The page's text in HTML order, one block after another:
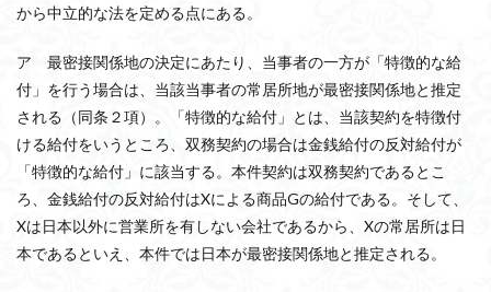
から中立的な法を定める点にある。
ア 最密接関係地の決定にあたり、当事者の一方が「特徴的な給
付」を行う場合は、当該当事者の常居所地が最密接関係地と推定
される（同条２項）。「特徴的な給付」とは、当該契約を特徴付
ける給付をいうところ、双務契約の場合は金銭給付の反対給付が
「特徴的な給付」に該当する。本件契約は双務契約であるとこ
ろ、金銭給付の反対給付はXによる商品Gの給付である。そして、
Xは日本以外に営業所を有しない会社であるから、Xの常居所は日
本であるといえ、本件では日本が最密接関係地と推定される。